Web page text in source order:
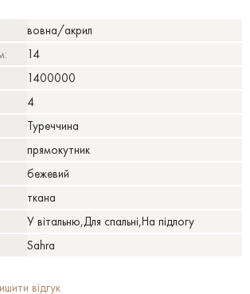
вовна/акрил
14
1400000
4
Туреччина
прямокутник
бежевий
ткана
У вітальню,Для спальні,На підлогу
Sahra
відгук